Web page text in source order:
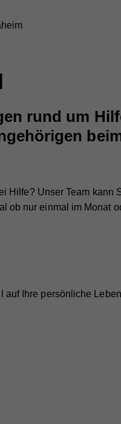
rund um
Hilfe? Unser Team kann
ob nur einmal im Monat
auf Ihre persönliche